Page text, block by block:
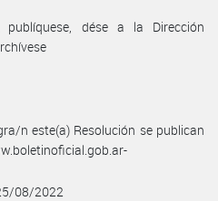
publíquese, dése a la Dirección
n este(a) Resolución se publican
08/2022